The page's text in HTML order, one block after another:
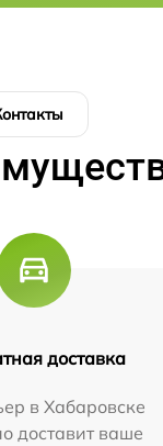
доставка
в Хабаровске
доставит ваше